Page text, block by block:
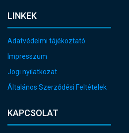
LINKEK
Adatvédelmi tájékoztató
Impresszum
Jogi nyilatkozat
Általános Szerződési Feltételek
KAPCSOLAT